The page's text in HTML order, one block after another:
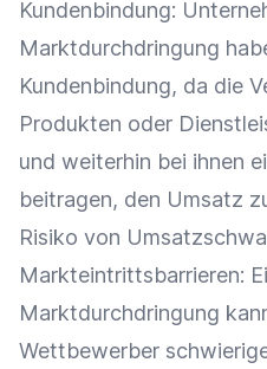
Kundenbindung:
Marktdurchdringung
Kundenbindung, da die
Produkten oder
und weiterhin bei ihnen
beitragen, den Umsatz
Risiko von
Markteintrittsbarrieren:
Marktdurchdringung
Wettbewerber